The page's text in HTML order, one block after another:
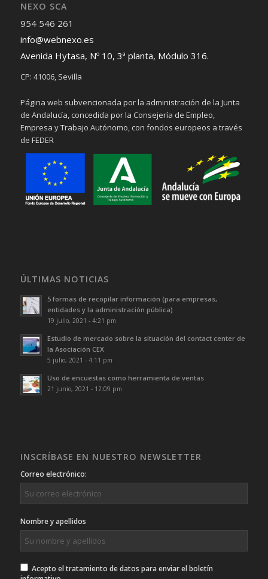
NEXO SCA
954 546 261
info@webnexo.es
Avenida Hytasa, Nº 10, 3ª planta, Módulo 316.
CP: 41006, Sevilla
Página web subvencionada por la administración de la Junta
de Andalucía, concedida por la Consejería de Empleo,
Empresa y Trabajo Autónomo, con fondos europeos a través
de FEDER
ÚLTIMAS NOTICIAS
5 formas de recopilar información (para empresas,
entidades y la administración pública)
19 julio, 2021 - 4:21 pm
Estudio de mercado sobre la situación del contact center de
la Asociación CEX
5 julio, 2021 - 4:11 pm
Uso de encuestas como herramienta de ventas
21 junio, 2021 - 12:09 pm
INSCRÍBASE EN NUESTRO NEWSLETTER
Correo electrónico:
Nombre y apellidos
Acepto el tratamiento de datos para enviar el boletín